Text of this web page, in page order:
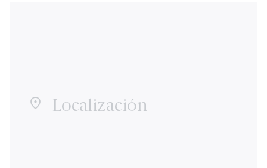
Localización